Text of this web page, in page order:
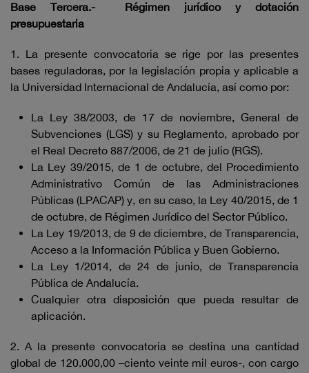
Base Tercera.- Régimen jurídico y dotación
presupuestaria
1. La presente convocatoria se rige por las presentes
bases reguladoras, por la legislación propia y aplicable a
la Universidad Internacional de Andalucía, así como por:
La Ley 38/2003, de 17 de noviembre, General de
Subvenciones (LGS) y su Reglamento, aprobado por
el Real Decreto 887/2006, de 21 de julio (RGS).
La Ley 39/2015, de 1 de octubre, del Procedimiento
Administrativo Común de las Administraciones
Públicas (LPACAP) y, en su caso, la Ley 40/2015, de 1
de octubre, de Régimen Jurídico del Sector Público.
La Ley 19/2013, de 9 de diciembre, de Transparencia,
Acceso a la Información Pública y Buen Gobierno.
La Ley 1/2014, de 24 de junio, de Transparencia
Pública de Andalucía.
Cualquier otra disposición que pueda resultar de
aplicación.
2. A la presente convocatoria se destina una cantidad
global de 120.000,00 –ciento veinte mil euros-, con cargo